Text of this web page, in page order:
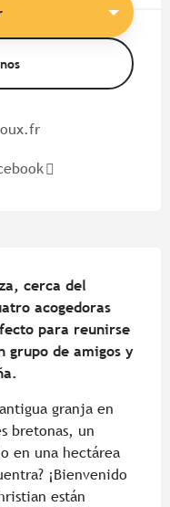
cerca del
acogedoras
para reunirse
grupo de amigos y
granja en
bretonas, un
en una hectárea
¡Bienvenido
están